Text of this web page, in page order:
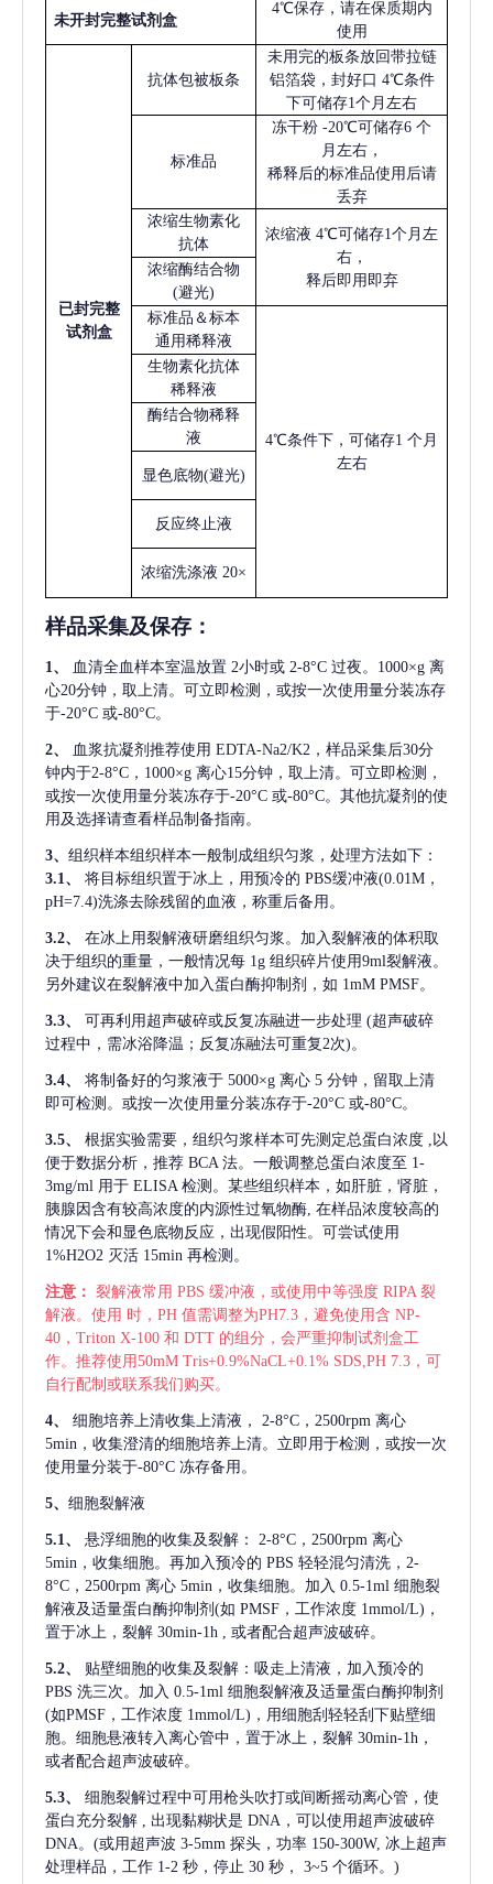
未开封完整试剂盒
4℃保存，请在保质期内
使用
已封完整
试剂盒
抗体包被板条
未用完的板条放回带拉链
铝箔袋，封好口 4℃条件
下可储存1个月左右
标准品
冻干粉 -20℃可储存6 个
月左右，
稀释后的标准品使用后请
丢弃
浓缩生物素化
抗体
浓缩液 4℃可储存1个月左
右，
释后即用即弃
浓缩酶结合物
(避光)
标准品＆标本
通用稀释液
4℃条件下，可储存1 个月
左右
生物素化抗体
稀释液
酶结合物稀释
液
显色底物(避光)
反应终止液
浓缩洗涤液 20×
样品采集及保存 ：
1、 血清全血样本室温放置 2小时或 2-8°C 过夜。1000×g 离
心20分钟，取上清。可立即检测，或按一次使用量分装冻存
于-20°C 或-80°C。
2、 血浆抗凝剂推荐使用 EDTA-Na2/K2，样品采集后30分
钟内于2-8°C，1000×g 离心15分钟，取上清。可立即检测，
或按一次使用量分装冻存于-20°C 或-80°C。其他抗凝剂的使
用及选择请查看样品制备指南。
3、 组织样本组织样本一般制成组织匀浆，处理方法如下：
3.1、
将目标组织置于冰上，用预冷的 PBS缓冲液(0.01M，
pH=7.4)洗涤去除残留的血液，称重后备用。
3.2、
在冰上用裂解液研磨组织匀浆。加入裂解液的体积取
决于组织的重量，一般情况每 1g 组织碎片使用9ml裂解液。
另外建议在裂解液中加入蛋白酶抑制剂，如 1mM PMSF。
3.3、 可再利用超声破碎或反复冻融进一步处理 (超声破碎
过程中，需冰浴降温；反复冻融法可重复2次)。
3.4、 将制备好的匀浆液于 5000×g 离心 5 分钟，留取上清
即可检测。或按一次使用量分装冻存于-20°C 或-80°C。
3.5、 根据实验需要，组织匀浆样本可先测定总蛋白浓度
,以
便于数据分析，推荐 BCA 法。一般调整总蛋白浓度至 1-
3mg/ml 用于 ELISA 检测。某些组织样本，如肝脏，肾脏，
胰腺因含有较高浓度的内源性过氧物酶, 在样品浓度较高的
情况下会和显色底物反应，出现假阳性。可尝试使用
1%H2O2 灭活 15min 再检测。
注意： 裂解液常用 PBS 缓冲液，或使用中等强度 RIPA 裂
解液。使用 时，PH 值需调整为PH7.3，避免使用含 NP-
40，Triton X-100 和 DTT 的组分，会严重抑制试剂盒工
作。推荐使用50mM Tris+0.9%NaCL+0.1% SDS,PH 7.3，可
自行配制或联系我们购买。
4、 细胞培养上清收集上清液，
2-8°C，2500rpm 离心
5min，收集澄清的细胞培养上清。立即用于检测，或按一次
使用量分装于-80°C 冻存备用。
5、 细胞裂解液
5.1、 悬浮细胞的收集及裂解：
2-8°C，2500rpm 离心
5min，收集细胞。再加入预冷的 PBS 轻轻混匀清洗，2-
8°C，2500rpm 离心 5min，收集细胞。加入 0.5-1ml 细胞裂
解液及适量蛋白酶抑制剂(如 PMSF，工作浓度 1mmol/L)，
置于冰上，裂解 30min-1h , 或者配合超声波破碎。
5.2、
贴壁细胞的收集及裂解：吸走上清液，加入预冷的
PBS 洗三次。加入 0.5-1ml 细胞裂解液及适量蛋白酶抑制剂
(如PMSF，工作浓度 1mmol/L)，用细胞刮轻轻刮下贴壁细
胞。细胞悬液转入离心管中，置于冰上，裂解 30min-1h，
或者配合超声波破碎。
5.3、
细胞裂解过程中可用枪头吹打或间断摇动离心管，使
蛋白充分裂解
, 出现黏糊状是 DNA，可以使用超声波破碎
DNA。(或用超声波 3-5mm 探头，功率 150-300W, 冰上超声
处理样品，工作 1-2 秒，停止 30 秒， 3~5 个循环。)